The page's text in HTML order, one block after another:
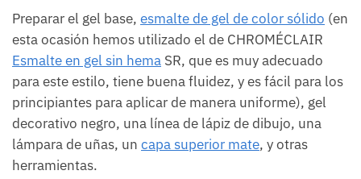
Preparar el gel base, esmalte de gel de color sólido (en
esta ocasión hemos utilizado el de CHROMÉCLAIR
Esmalte en gel sin hema SR, que es muy adecuado
para este estilo, tiene buena fluidez, y es fácil para los
principiantes para aplicar de manera uniforme), gel
decorativo negro, una línea de lápiz de dibujo, una
lámpara de uñas, un capa superior mate, y otras
herramientas.